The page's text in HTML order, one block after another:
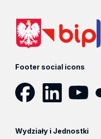
Footer social icons
Wydziały i Jednostki